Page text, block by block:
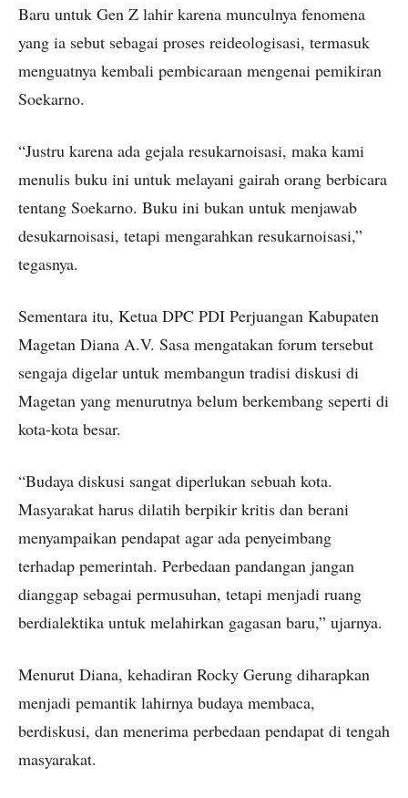
Baru untuk Gen Z lahir karena munculnya fenomena
yang ia sebut sebagai proses reideologisasi, termasuk
menguatnya kembali pembicaraan mengenai pemikiran
Soekarno.
“Justru karena ada gejala resukarnoisasi, maka kami
menulis buku ini untuk melayani gairah orang berbicara
tentang Soekarno. Buku ini bukan untuk menjawab
desukarnoisasi, tetapi mengarahkan resukarnoisasi,”
tegasnya.
Sementara itu, Ketua DPC PDI Perjuangan Kabupaten
Magetan Diana A.V. Sasa mengatakan forum tersebut
sengaja digelar untuk membangun tradisi diskusi di
Magetan yang menurutnya belum berkembang seperti di
kota-kota besar.
“Budaya diskusi sangat diperlukan sebuah kota.
Masyarakat harus dilatih berpikir kritis dan berani
menyampaikan pendapat agar ada penyeimbang
terhadap pemerintah. Perbedaan pandangan jangan
dianggap sebagai permusuhan, tetapi menjadi ruang
berdialektika untuk melahirkan gagasan baru,” ujarnya.
Menurut Diana, kehadiran Rocky Gerung diharapkan
menjadi pemantik lahirnya budaya membaca,
berdiskusi, dan menerima perbedaan pendapat di tengah
masyarakat.